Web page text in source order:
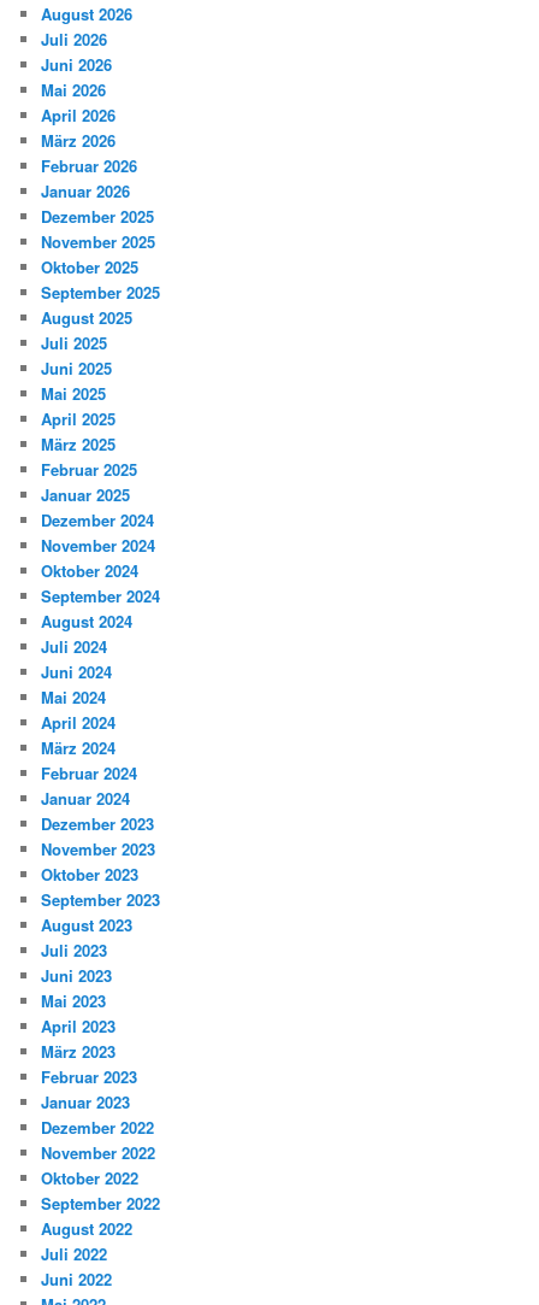
August 2026
Juli 2026
Juni 2026
Mai 2026
April 2026
März 2026
Februar 2026
Januar 2026
Dezember 2025
November 2025
Oktober 2025
September 2025
August 2025
Juli 2025
Juni 2025
Mai 2025
April 2025
März 2025
Februar 2025
Januar 2025
Dezember 2024
November 2024
Oktober 2024
September 2024
August 2024
Juli 2024
Juni 2024
Mai 2024
April 2024
März 2024
Februar 2024
Januar 2024
Dezember 2023
November 2023
Oktober 2023
September 2023
August 2023
Juli 2023
Juni 2023
Mai 2023
April 2023
März 2023
Februar 2023
Januar 2023
Dezember 2022
November 2022
Oktober 2022
September 2022
August 2022
Juli 2022
Juni 2022